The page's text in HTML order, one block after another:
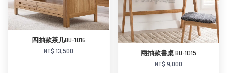
加入購物車
加入購物車
四抽款茶几BU-1016
NT$ 13,500
兩抽款書桌 BU-1015
NT$ 9,000